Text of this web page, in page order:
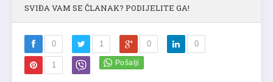
SVIĐA VAM SE ČLANAK? PODIJELITE GA!
0 1 0 0
1